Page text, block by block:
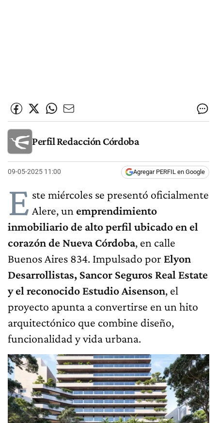
Perfil Redacción Córdoba
09-05-2025 11:00 Agregar PERFIL en Google
E ste miércoles se presentó oficialmente
Alere, un emprendimiento
inmobiliario de alto perfil ubicado en el
corazón de Nueva Córdoba, en calle
Buenos Aires 834. Impulsado por Elyon
Desarrollistas, Sancor Seguros Real Estate
y el reconocido Estudio Aisenson, el
proyecto apunta a convertirse en un hito
arquitectónico que combine diseño,
funcionalidad y vida urbana.